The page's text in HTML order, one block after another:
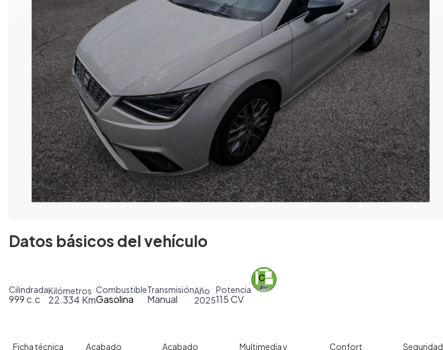
Datos básicos del vehículo
Cilindrada
999 c.c
Kilómetros
22.334 Km
Combustible
Gasolina
Transmisión
Manual
Año
2025
Potencia
115 CV
Ficha técnica Acabado Acabado Multimedia y Confort Seguridad